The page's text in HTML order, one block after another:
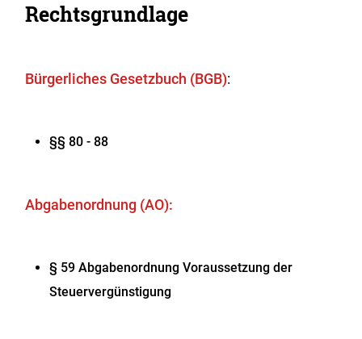
Rechtsgrundlage
Bürgerliches Gesetzbuch (BGB):
§§ 80 - 88
Abgabenordnung (AO):
§ 59 Abgabenordnung Voraussetzung der
Steuervergünstigung